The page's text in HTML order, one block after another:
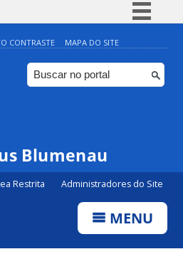
Simplifique!
Comunica BR
Participe
Canais
CONTRASTE MAPA DO SITE
Blumenau
Restrita Administradores do Site
MENU